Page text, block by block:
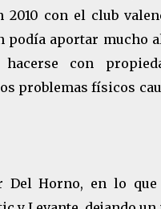
2010 con el club
podía aportar mucho
hacerse con
problemas físicos
Del Horno, en lo